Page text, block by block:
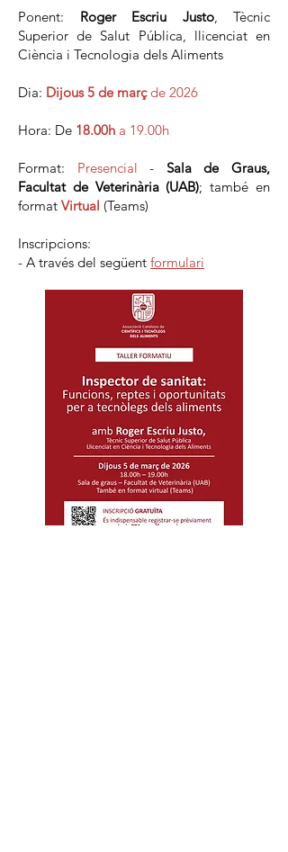
Ponent: Roger Escriu Justo, Tècnic
Superior de Salut Pública, llicenciat en
Ciència i Tecnologia dels Aliments
Dia: Dijous 5 de març de 2026
Hora: De 18.00h a 19.00h
Format: Presencial - Sala de Graus,
Facultat de Veterinària (UAB); també en
format Virtual (Teams)
Inscripcions:
- A través del següent formulari